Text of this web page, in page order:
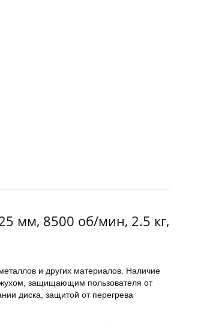
мм, 8500 об/мин, 2.5 кг,
и других материалов. Наличие
защищающим пользователя от
диска, защитой от перегрева